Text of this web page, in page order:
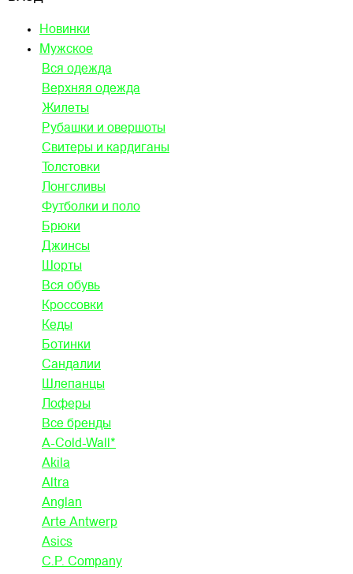
Новинки
Мужское
Вся одежда
Верхняя одежда
Жилеты
Рубашки и овершоты
Свитеры и кардиганы
Толстовки
Лонгсливы
Футболки и поло
Брюки
Джинсы
Шорты
Вся обувь
Кроссовки
Кеды
Ботинки
Сандалии
Шлепанцы
Лоферы
Все бренды
A-Cold-Wall*
Akila
Altra
Anglan
Arte Antwerp
Asics
C.P. Company